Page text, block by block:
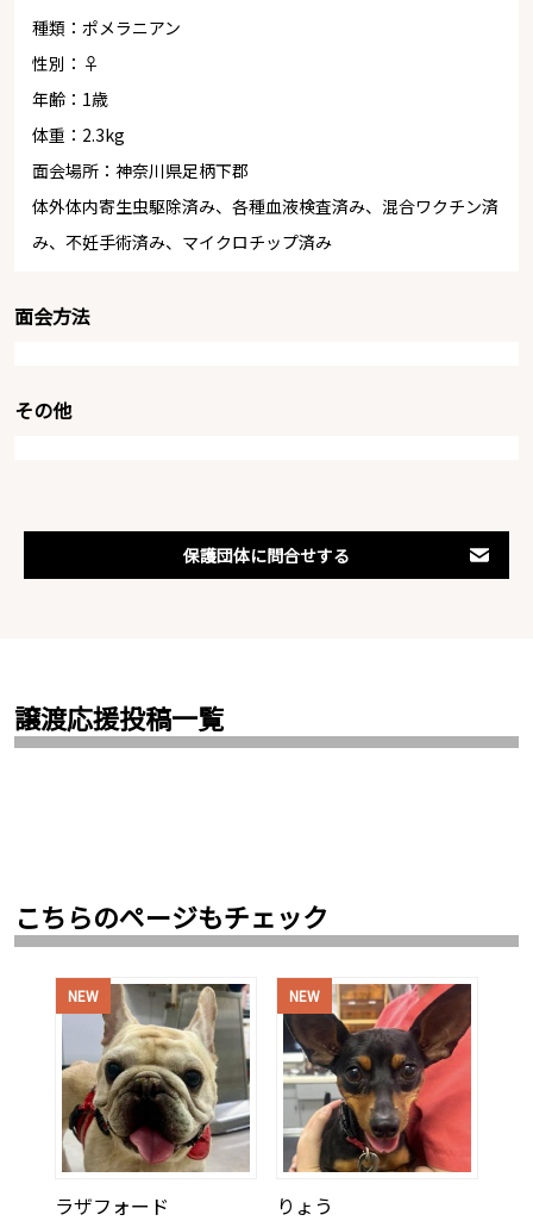
種類：ポメラニアン
性別：♀
年齢：1歳
体重：2.3kg
面会場所：神奈川県足柄下郡
体外体内寄生虫駆除済み、各種血液検査済み、混合ワクチン済
み、不妊手術済み、マイクロチップ済み
面会方法
その他
保護団体に問合せする
譲渡応援投稿一覧
こちらのページもチェック
NEW
ラザフォード
NEW
りょう